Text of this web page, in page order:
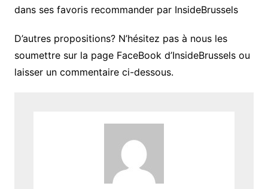
dans ses favoris recommander par InsideBrussels
D’autres propositions? N’hésitez pas à nous les
soumettre sur la page FaceBook d’InsideBrussels ou
laisser un commentaire ci-dessous.